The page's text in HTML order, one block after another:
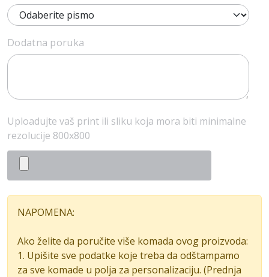
Dodatna poruka
Uploadujte vaš print ili sliku koja mora biti minimalne
rezolucije 800x800
NAPOMENA:
Ako želite da poručite više komada ovog proizvoda:
1. Upišite sve podatke koje treba da odštampamo
za sve komade u polja za personalizaciju. (Prednja